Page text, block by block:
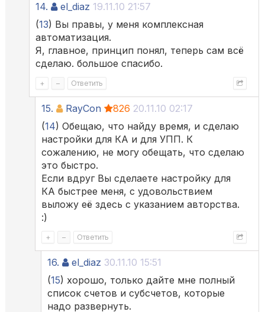
14. el_diaz 19.11.10 21:57
(13) Вы правы, у меня комплексная
автоматизация.
Я, главное, принцип понял, теперь сам всё
сделаю. большое спасибо.
+ – Ответить
15. RayCon 826 20.11.10 02:17
(14) Обещаю, что найду время, и сделаю
настройки для КА и для УПП. К
сожалению, не могу обещать, что сделаю
это быстро.
Если вдруг Вы сделаете настройку для
КА быстрее меня, с удовольствием
выложу её здесь с указанием авторства.
:)
+ – Ответить
16. el_diaz 30.11.10 15:51
(15) хорошо, только дайте мне полный
список счетов и субсчетов, которые
надо развернуть.